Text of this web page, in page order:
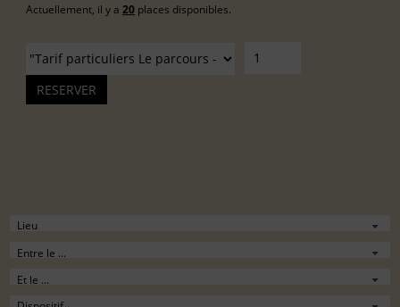
Actuellement, il y a 20 places disponibles.